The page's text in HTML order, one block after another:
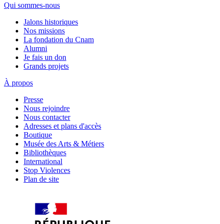
Qui sommes-nous
Jalons historiques
Nos missions
La fondation du Cnam
Alumni
Je fais un don
Grands projets
À propos
Presse
Nous rejoindre
Nous contacter
Adresses et plans d'accès
Boutique
Musée des Arts & Métiers
Bibliothèques
International
Stop Violences
Plan de site